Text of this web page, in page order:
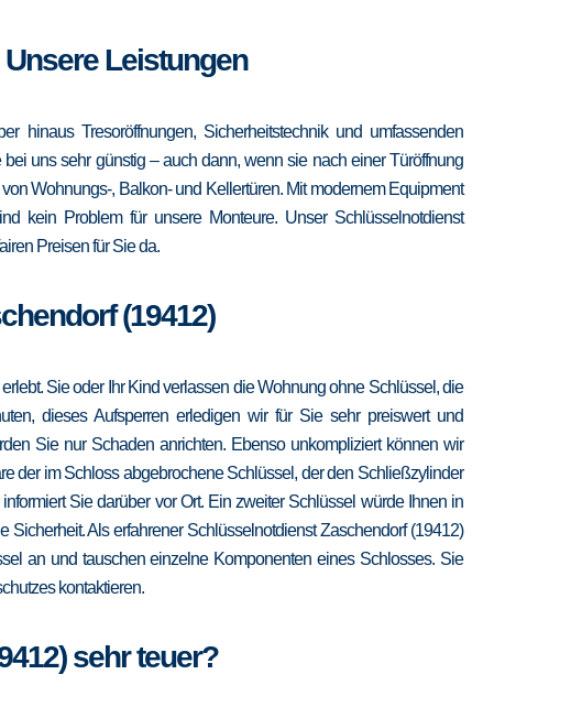
Leistungen
hinaus Tresoröffnungen, Sicherheitstechnik und umfassenden
uns sehr günstig – auch dann, wenn sie nach einer Türöffnung
Wohnungs-, Balkon- und Kellertüren. Mit modernem Equipment
kein Problem für unsere Monteure. Unser Schlüsselnotdienst
Preisen für Sie da.
(19412)
Sie oder Ihr Kind verlassen die Wohnung ohne Schlüssel, die
dieses Aufsperren erledigen wir für Sie sehr preiswert und
Sie nur Schaden anrichten. Ebenso unkompliziert können wir
der im Schloss abgebrochene Schlüssel, der den Schließzylinder
Sie darüber vor Ort. Ein zweiter Schlüssel würde Ihnen in
Als erfahrener Schlüsselnotdienst Zaschendorf (19412)
an und tauschen einzelne Komponenten eines Schlosses. Sie
kontaktieren.
sehr teuer?